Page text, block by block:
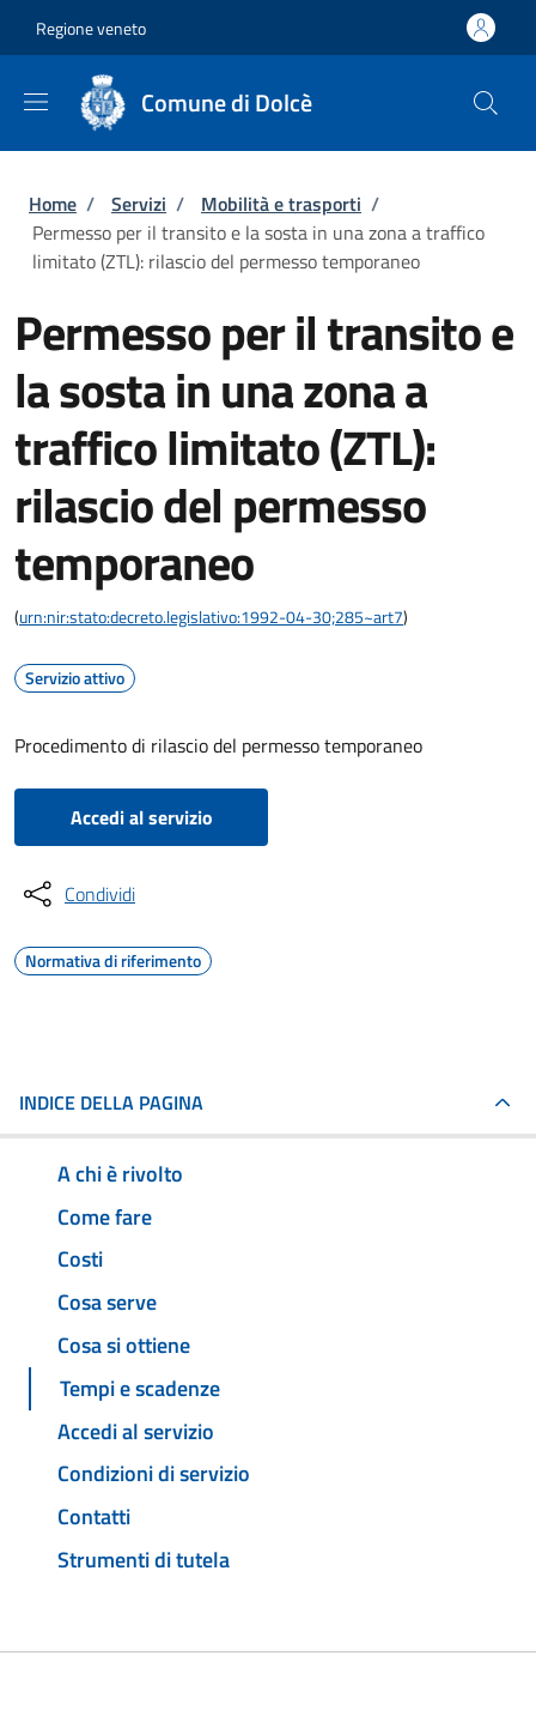
Regione veneto
Comune di Dolcè
Briciole di pane
Home / Servizi / Mobilità e trasporti /
Permesso per il transito e la sosta in una zona a traffico
limitato (ZTL): rilascio del permesso temporaneo
Permesso per il transito e
la sosta in una zona a
traffico limitato (ZTL):
rilascio del permesso
temporaneo
(urn:nir:stato:decreto.legislativo:1992-04-30;285~art7)
Servizio attivo
Procedimento di rilascio del permesso temporaneo
Accedi al servizio
Condividi
Normativa di riferimento
INDICE DELLA PAGINA
A chi è rivolto
Come fare
Costi
Cosa serve
Cosa si ottiene
Tempi e scadenze
Accedi al servizio
Condizioni di servizio
Contatti
Strumenti di tutela